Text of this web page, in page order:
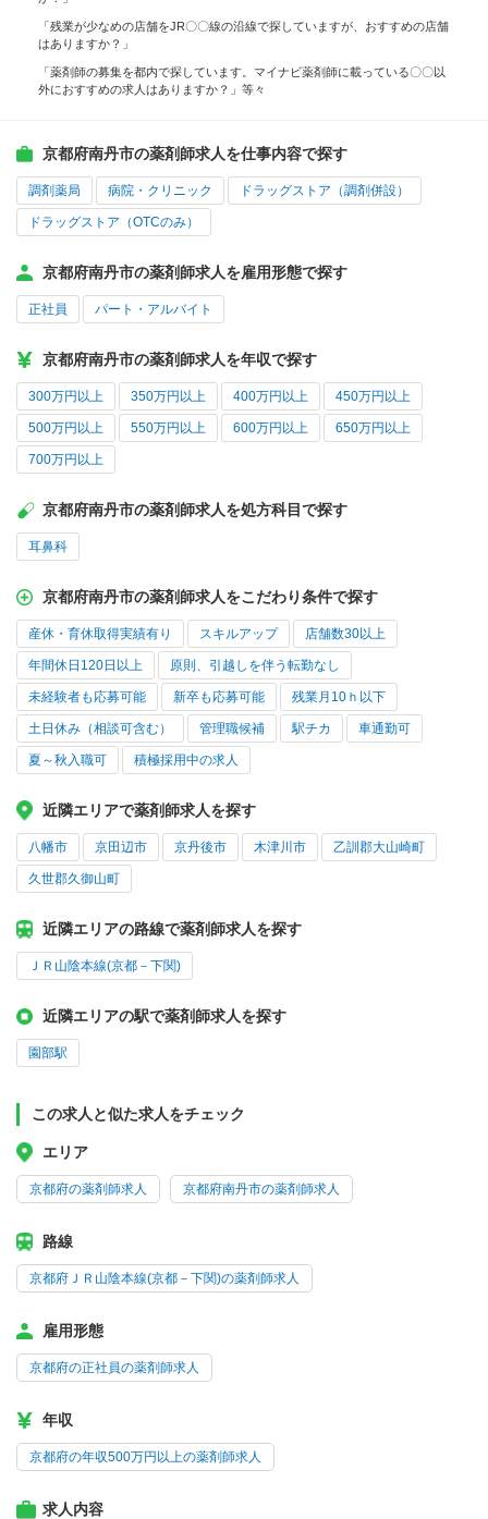
「残業が少なめの店舗をJR〇〇線の沿線で探していますが、おすすめの店舗
はありますか？」
「薬剤師の募集を都内で探しています。マイナビ薬剤師に載っている〇〇以
外におすすめの求人はありますか？」等々
京都府南丹市の薬剤師求人を仕事内容で探す
調剤薬局 病院・クリニック ドラッグストア（調剤併設）
ドラッグストア（OTCのみ）
京都府南丹市の薬剤師求人を雇用形態で探す
正社員 パート・アルバイト
京都府南丹市の薬剤師求人を年収で探す
300万円以上 350万円以上 400万円以上 450万円以上
500万円以上 550万円以上 600万円以上 650万円以上
700万円以上
京都府南丹市の薬剤師求人を処方科目で探す
耳鼻科
京都府南丹市の薬剤師求人をこだわり条件で探す
産休・育休取得実績有り スキルアップ 店舗数30以上
年間休日120日以上 原則、引越しを伴う転勤なし
未経験者も応募可能 新卒も応募可能 残業月10ｈ以下
土日休み（相談可含む） 管理職候補 駅チカ 車通勤可
夏～秋入職可 積極採用中の求人
近隣エリアで薬剤師求人を探す
八幡市 京田辺市 京丹後市 木津川市 乙訓郡大山崎町
久世郡久御山町
近隣エリアの路線で薬剤師求人を探す
ＪＲ山陰本線(京都－下関)
近隣エリアの駅で薬剤師求人を探す
園部駅
この求人と似た求人をチェック
エリア
京都府の薬剤師求人 京都府南丹市の薬剤師求人
路線
京都府ＪＲ山陰本線(京都－下関)の薬剤師求人
雇用形態
京都府の正社員の薬剤師求人
年収
京都府の年収500万円以上の薬剤師求人
求人内容